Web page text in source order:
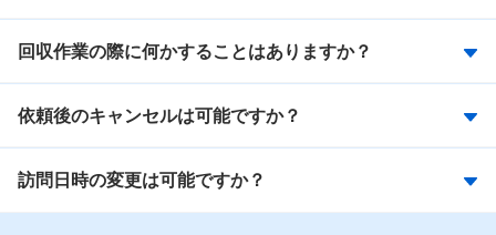
回収作業の際に何かすることはありますか？
依頼後のキャンセルは可能ですか？
訪問日時の変更は可能ですか？